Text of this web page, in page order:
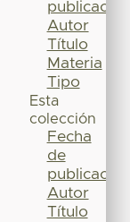
publicación
Autor
Título
Materia
Tipo
Esta
colección
Fecha
de
publicación
Autor
Título